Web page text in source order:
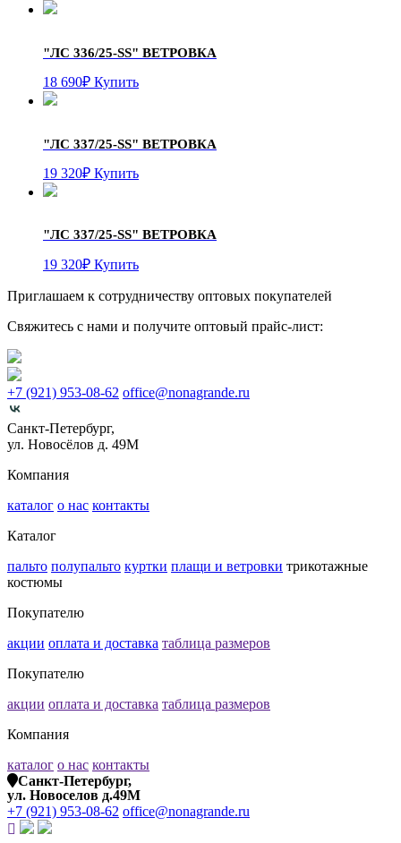
"ЛС 336/25-SS" ВЕТРОВКА
18 690₽ Купить
"ЛС 337/25-SS" ВЕТРОВКА
19 320₽ Купить
"ЛС 337/25-SS" ВЕТРОВКА
19 320₽ Купить
Приглашаем к сотрудничеству оптовых покупателей
Свяжитесь с нами и получите оптовый прайс-лист:
+7 (921) 953-08-62 office@nonagrande.ru
Санкт-Петербург,
ул. Новосёлов д. 49М
Компания
каталог о нас контакты
Каталог
пальто полупальто куртки плащи и ветровки трикотажные
костюмы
Покупателю
акции оплата и доставка таблица размеров
Покупателю
акции оплата и доставка таблица размеров
Компания
каталог о нас контакты
Санкт-Петербург,
ул. Новоселов д.49М
+7 (921) 953-08-62 office@nonagrande.ru